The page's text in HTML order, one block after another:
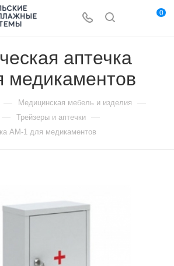
0
аптечка
— Медицинская мебель и изделия —
— Трейзеры и аптечки —
АМ-1 для медикаментов